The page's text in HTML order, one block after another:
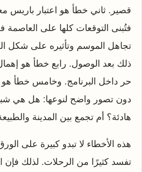
قصير. ثاني خطأ هو اعتبار باريس
فتُبنى التوقعات كلها على
تجاهل الموسم وتأثيره على شكل
ذلك بعد الوصول. رابع خطأ هو
حر داخل البرنامج. وخامس خطأ
دون تصور واضح لنوعها: هل هي
هادئة؟ أم تجمع بين المدينة
هذه الأخطاء لا تبدو كبيرة على
تفسد كثيرًا من الرحلات. لذلك فإن